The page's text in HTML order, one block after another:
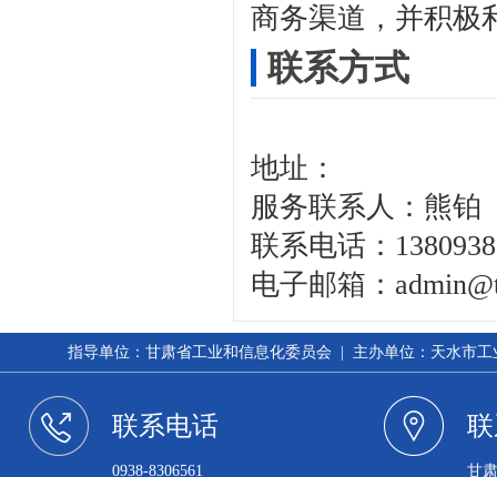
商务渠道，并积极
联系方式
地址：
服务联系人：熊铂
联系电话：
电子邮箱：
指导单位：甘肃省工业和信息化委员会 | 主办单位：天水市
联系电话
0938-8306561 甘